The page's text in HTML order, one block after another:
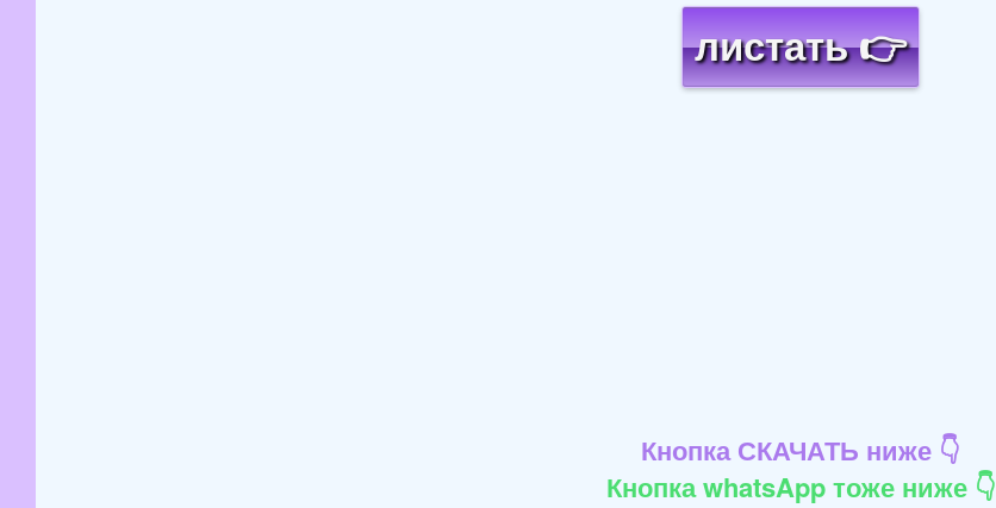
листать 👉
Кнопка СКАЧАТЬ ниже 👇
Кнопка whatsApp тоже ниже 👇